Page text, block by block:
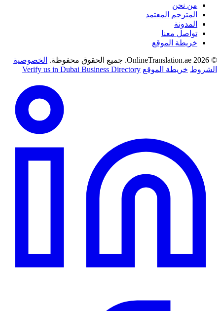
من نحن
المترجم المعتمد
المدونة
تواصل معنا
خريطة الموقع
© 2026 OnlineTranslation.ae. جميع الحقوق محفوظة.
الخصوصية
الشروط خريطة الموقع Verify us in Dubai Business Directory